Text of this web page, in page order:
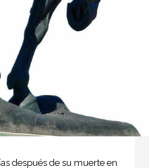
después de su muerte en